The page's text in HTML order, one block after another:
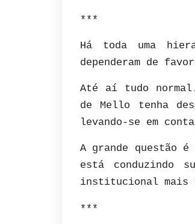
***
Há toda uma
dependeram de
Até aí tudo
de Mello tenha
levando-se em
A grande questão
está conduzindo
institucional mais
***